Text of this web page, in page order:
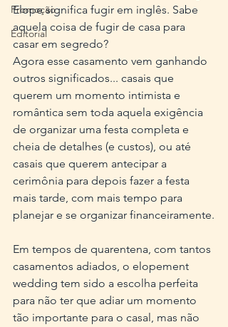
Promoção
Editorial
Elope significa fugir em inglês. Sabe
aquela coisa de fugir de casa para
casar em segredo?
Agora esse casamento vem ganhando
outros significados... casais que
querem um momento intimista e
romântica sem toda aquela exigência
de organizar uma festa completa e
cheia de detalhes (e custos), ou até
casais que querem antecipar a
cerimônia para depois fazer a festa
mais tarde, com mais tempo para
planejar e se organizar financeiramente.
Em tempos de quarentena, com tantos
casamentos adiados, o elopement
wedding tem sido a escolha perfeita
para não ter que adiar um momento
tão importante para o casal, mas não